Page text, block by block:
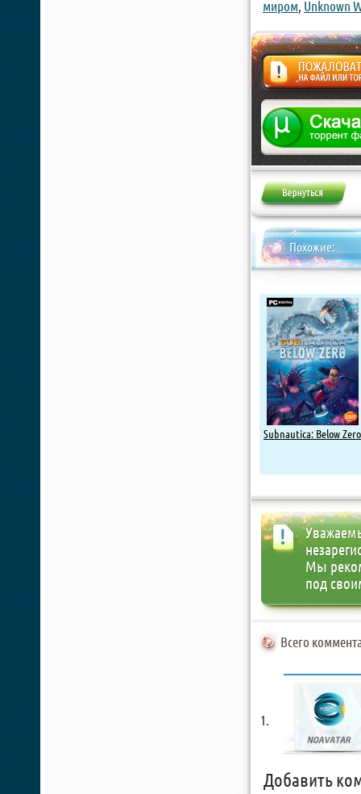
миром, Unknown
Жалоба
Похожие:
Subnautica: Below Zero
Мы
под
Всего
Добавить